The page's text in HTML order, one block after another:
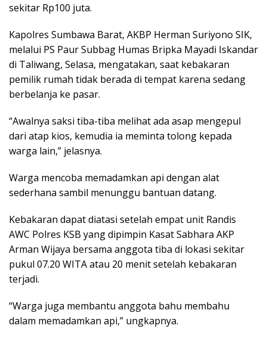
sekitar Rp100 juta.
Kapolres Sumbawa Barat, AKBP Herman Suriyono SIK,
melalui PS Paur Subbag Humas Bripka Mayadi Iskandar
di Taliwang, Selasa, mengatakan, saat kebakaran
pemilik rumah tidak berada di tempat karena sedang
berbelanja ke pasar.
“Awalnya saksi tiba-tiba melihat ada asap mengepul
dari atap kios, kemudia ia meminta tolong kepada
warga lain,” jelasnya.
Warga mencoba memadamkan api dengan alat
sederhana sambil menunggu bantuan datang.
Kebakaran dapat diatasi setelah empat unit Randis
AWC Polres KSB yang dipimpin Kasat Sabhara AKP
Arman Wijaya bersama anggota tiba di lokasi sekitar
pukul 07.20 WITA atau 20 menit setelah kebakaran
terjadi.
“Warga juga membantu anggota bahu membahu
dalam memadamkan api,” ungkapnya.